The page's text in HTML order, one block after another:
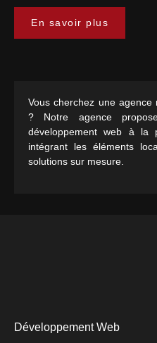
En savoir plus
Vous cherchez une
? Notre agence
développement web à la
intégrant les éléments
solutions sur mesure.
Développement Web